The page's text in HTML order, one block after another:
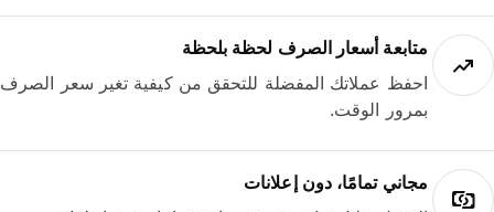
متابعة أسعار الصرف لحظة بلحظة
احفظ عملاتك المفضلة للتحقق من كيفية تغير سعر الصرف
بمرور الوقت.
مجاني تمامًا، دون إعلانات